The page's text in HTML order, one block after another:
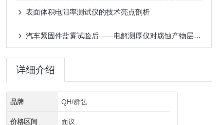
表面体积电阻率测试仪的技术亮点剖析​
汽车紧固件盐雾试验后——电解测厚仪对腐蚀产物层的定量分析
详细介绍
品牌 QH/群弘
价格区间 面议